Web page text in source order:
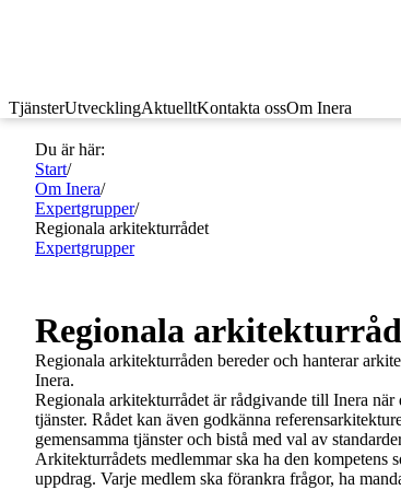
TjänsterUtvecklingAktuelltKontakta ossOm Inera
Du är här:
Start/
Om Inera/
Expertgrupper/
Regionala arkitekturrådet
Expertgrupper
Regionala
Regionala arkitekturråden bereder och hanterar
Inera.
Regionala arkitekturrådet är rådgivande till Inera
tjänster. Rådet kan även godkänna
gemensamma tjänster och bistå med val av
Arkitekturrådets medlemmar ska ha den kompetens
uppdrag. Varje medlem ska förankra frågor, ha